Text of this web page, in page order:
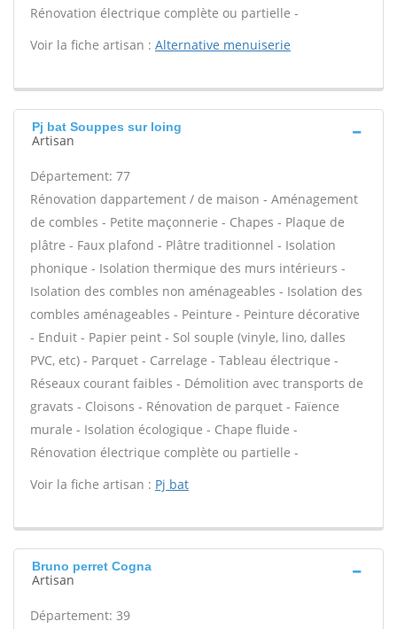
Rénovation électrique complète ou partielle -
Voir la fiche artisan : Alternative menuiserie
Pj bat Souppes sur loing
Artisan
Département: 77
Rénovation dappartement / de maison - Aménagement
de combles - Petite maçonnerie - Chapes - Plaque de
plâtre - Faux plafond - Plâtre traditionnel - Isolation
phonique - Isolation thermique des murs intérieurs -
Isolation des combles non aménageables - Isolation des
combles aménageables - Peinture - Peinture décorative
- Enduit - Papier peint - Sol souple (vinyle, lino, dalles
PVC, etc) - Parquet - Carrelage - Tableau électrique -
Réseaux courant faibles - Démolition avec transports de
gravats - Cloisons - Rénovation de parquet - Faïence
murale - Isolation écologique - Chape fluide -
Rénovation électrique complète ou partielle -
Voir la fiche artisan : Pj bat
Bruno perret Cogna
Artisan
Département: 39